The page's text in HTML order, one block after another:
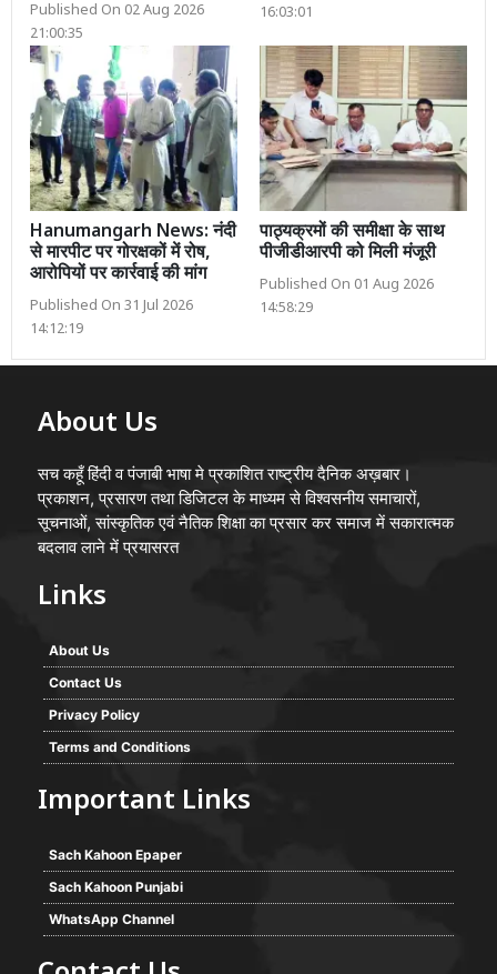
Published On 02 Aug 2026
21:00:35
16:03:01
Hanumangarh News: नंदी
से मारपीट पर गोरक्षकों में रोष,
आरोपियों पर कार्रवाई की मांग
Published On 31 Jul 2026
14:12:19
पाठ्यक्रमों की समीक्षा के साथ
पीजीडीआरपी को मिली मंजूरी
Published On 01 Aug 2026
14:58:29
About Us
सच कहूँ हिंदी व पंजाबी भाषा मे प्रकाशित राष्ट्रीय दैनिक अख़बार।
प्रकाशन, प्रसारण तथा डिजिटल के माध्यम से विश्वसनीय समाचारों,
सूचनाओं, सांस्कृतिक एवं नैतिक शिक्षा का प्रसार कर समाज में सकारात्मक
बदलाव लाने में प्रयासरत
Links
About Us
Contact Us
Privacy Policy
Terms and Conditions
Important Links
Sach Kahoon Epaper
Sach Kahoon Punjabi
WhatsApp Channel